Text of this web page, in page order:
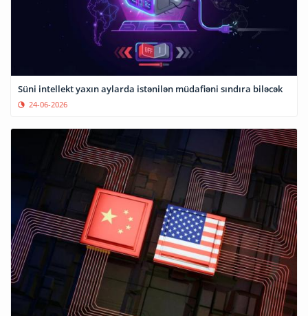
Süni intellekt yaxın aylarda istənilən müdafiəni sındıra biləcək
24-06-2026